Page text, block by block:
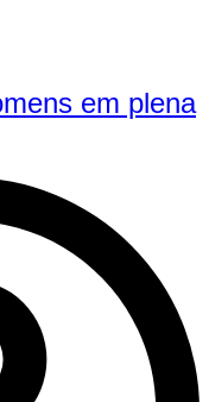
em plena